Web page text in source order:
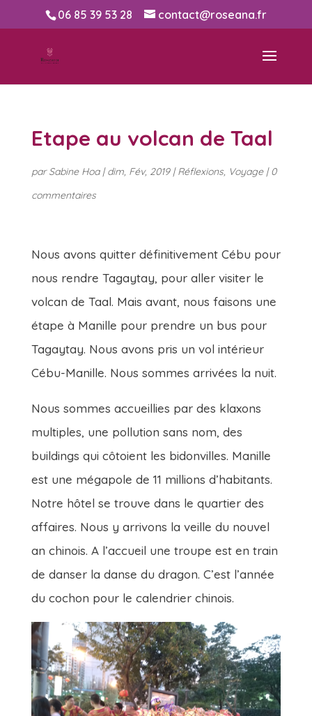
06 85 39 53 28 contact@roseana.fr
Etape au volcan de Taal
parSabine Hoa|dim, Fév, 2019|Réflexions, Voyage|0
commentaires
Nous avons quitter définitivement Cébu pour
nous rendre Tagaytay, pour aller visiter le
volcan de Taal. Mais avant, nous faisons une
étape à Manille pour prendre un bus pour
Tagaytay. Nous avons pris un vol intérieur
Cébu-Manille. Nous sommes arrivées la nuit.
Nous sommes accueillies par des klaxons
multiples, une pollution sans nom, des
buildings qui côtoient les bidonvilles. Manille
est une mégapole de 11 millions d’habitants.
Notre hôtel se trouve dans le quartier des
affaires. Nous y arrivons la veille du nouvel
an chinois. A l’accueil une troupe est en train
de danser la danse du dragon. C’est l’année
du cochon pour le calendrier chinois.